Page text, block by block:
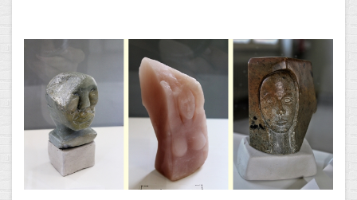
Arbeitsgemeinschaften
Klima-Projekt
Elternchor
Förderverein
Ehemalige